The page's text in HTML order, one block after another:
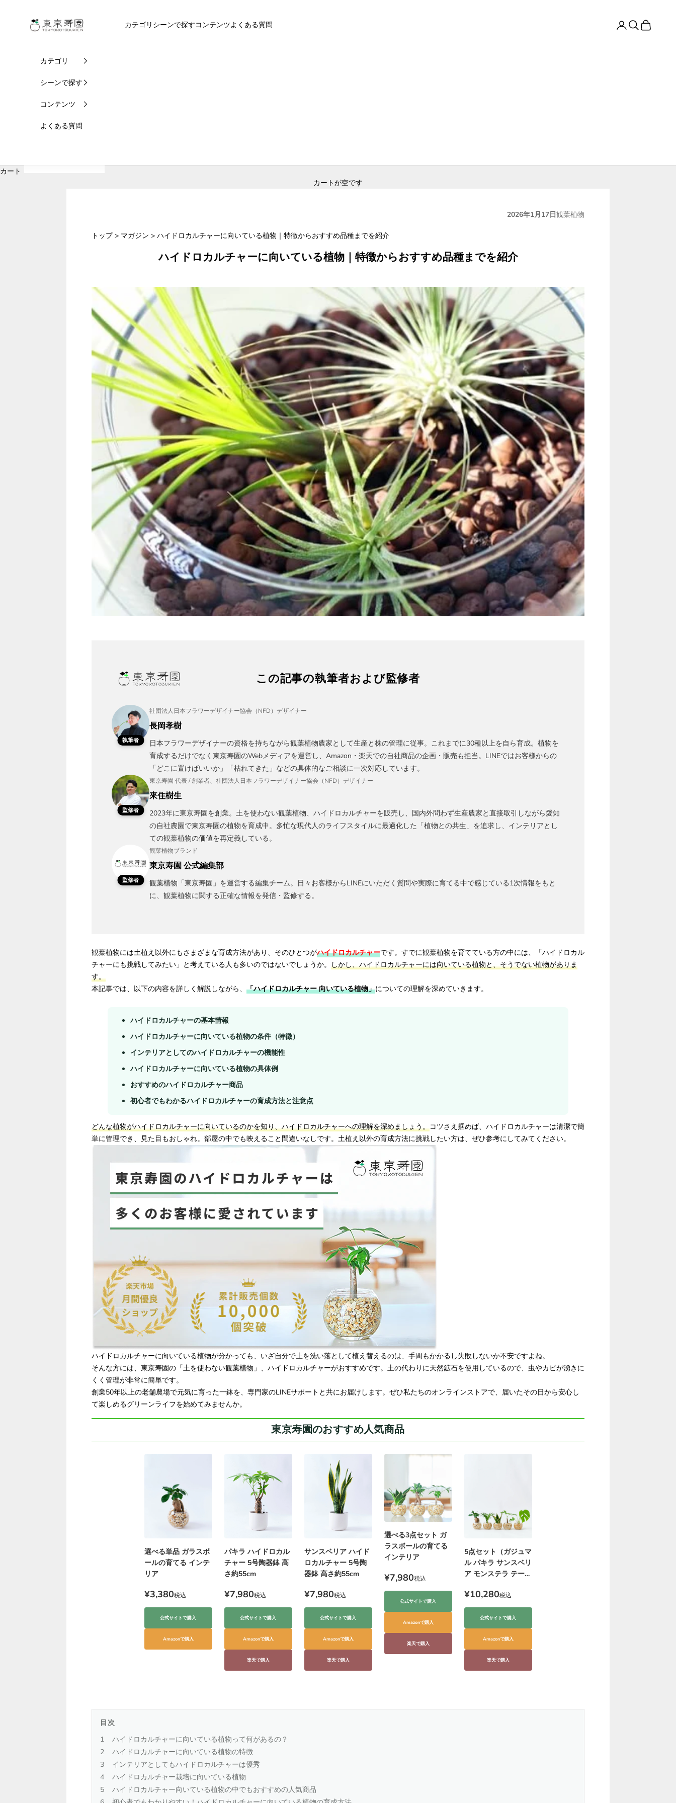
東京寿園
カテゴリ シーンで探すコンテンツよくある質問 ログイン
検索カート
カテゴリ
シーンで探す
コンテンツ
よくある質問
カート
カートが空です
2026年1月17日観葉植物
トップ > マガジン > ハイドロカルチャーに向いている植物｜特徴からおすすめ品種までを紹介
ハイドロカルチャーに向いている植物｜特徴からおすすめ品種までを紹介
この記事の執筆者および監修者
執筆者
社団法人日本フラワーデザイナー協会（NFD）デザイナー
長岡孝樹
日本フラワーデザイナーの資格を持ちながら観葉植物農家として生産と株の管理に従事。これまでに30種以上を自ら育成。植物を
育成するだけでなく東京寿園のWebメディアを運営し、Amazon・楽天での自社商品の企画・販売も担当。LINEではお客様からの
「どこに置けばいいか」「枯れてきた」などの具体的なご相談に一次対応しています。
監修者
東京寿園 代表 / 創業者、社団法人日本フラワーデザイナー協会（NFD）デザイナー
來住樹生
2023年に東京寿園を創業。土を使わない観葉植物、ハイドロカルチャーを販売し、国内外問わず生産農家と直接取引しながら愛知
の自社農園で東京寿園の植物を育成中。多忙な現代人のライフスタイルに最適化した「植物との共生」を追求し、インテリアとし
ての観葉植物の価値を再定義している。
監修者
観葉植物ブランド
東京寿園 公式編集部
観葉植物「東京寿園」を運営する編集チーム。日々お客様からLINEにいただく質問や実際に育てる中で感じている1次情報をもと
に、観葉植物に関する正確な情報を発信・監修する。
観葉植物には土植え以外にもさまざまな育成方法があり、そのひとつがハイドロカルチャーです。すでに観葉植物を育てている方の中には、「ハイドロカル
チャーにも挑戦してみたい」と考えている人も多いのではないでしょうか。 しかし、ハイドロカルチャーには向いている植物と、そうでない植物がありま
す。
本記事では、以下の内容を詳しく解説しながら、 「ハイドロカルチャー 向いている植物」についての理解を深めていきます。
ハイドロカルチャーの基本情報
ハイドロカルチャーに向いている植物の条件（特徴）
インテリアとしてのハイドロカルチャーの機能性
ハイドロカルチャーに向いている植物の具体例
おすすめのハイドロカルチャー商品
初心者でもわかるハイドロカルチャーの育成方法と注意点
どんな植物がハイドロカルチャーに向いているのかを知り、ハイドロカルチャーへの理解を深めましょう。コツさえ掴めば、ハイドロカルチャーは清潔で簡
単に管理でき、見た目もおしゃれ。部屋の中でも映えること間違いなしです。土植え以外の育成方法に挑戦したい方は、ぜひ参考にしてみてください。
ハイドロカルチャーに向いている植物が分かっても、いざ自分で土を洗い落として植え替えるのは、手間もかかるし失敗しないか不安ですよね。
そんな方には、東京寿園の「土を使わない観葉植物」、ハイドロカルチャーがおすすめです。土の代わりに天然鉱石を使用しているので、虫やカビが湧きに
くく管理が非常に簡単です。
創業50年以上の老舗農場で元気に育った一鉢を、専門家のLINEサポートと共にお届けします。ぜひ私たちのオンラインストアで、届いたその日から安心し
て楽しめるグリーンライフを始めてみませんか。
東京寿園のおすすめ人気商品
選べる単品 ガラスボ
ールの育てる インテ
リア
¥3,380税込
公式サイトで購入
Amazonで購入
パキラ ハイドロカル
チャー 5号陶器鉢 高
さ約55cm
¥7,980税込
公式サイトで購入
Amazonで購入
楽天で購入
サンスベリア ハイド
ロカルチャー 5号陶
器鉢 高さ約55cm
¥7,980税込
公式サイトで購入
Amazonで購入
楽天で購入
選べる3点セット ガ
ラスボールの育てる
インテリア
¥7,980税込
公式サイトで購入
Amazonで購入
楽天で購入
5点セット（ガジュマ
ル パキラ サンスベリ
ア モンステラ テーブ
¥10,280税込
公式サイトで購入
Amazonで購入
楽天で購入
目次
ハイドロカルチャーに向いている植物って何があるの？
ハイドロカルチャーに向いている植物の特徴
インテリアとしてもハイドロカルチャーは優秀
ハイドロカルチャー栽培に向いている植物
ハイドロカルチャー向いている植物の中でもおすすめの人気商品